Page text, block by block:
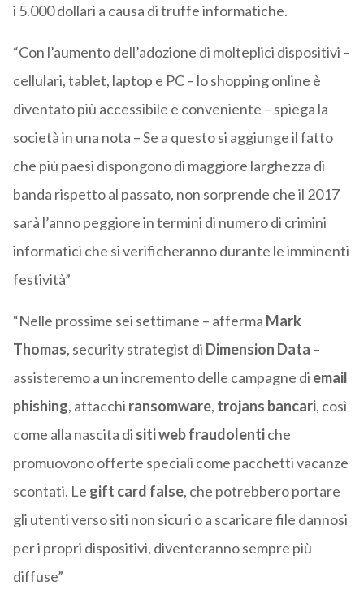
i 5.000 dollari a causa di truffe informatiche.
“Con l’aumento dell’adozione di molteplici dispositivi –
cellulari, tablet, laptop e PC – lo shopping online è
diventato più accessibile e conveniente – spiega la
società in una nota – Se a questo si aggiunge il fatto
che più paesi dispongono di maggiore larghezza di
banda rispetto al passato, non sorprende che il 2017
sarà l’anno peggiore in termini di numero di crimini
informatici che si verificheranno durante le imminenti
festività”
“Nelle prossime sei settimane – afferma Mark
Thomas, security strategist di Dimension Data –
assisteremo a un incremento delle campagne di email
phishing, attacchi ransomware, trojans bancari, così
come alla nascita di siti web fraudolentiche
promuovono offerte speciali come pacchetti vacanze
scontati. Le gift card false, che potrebbero portare
gli utenti verso siti non sicuri o a scaricare file dannosi
per i propri dispositivi, diventeranno sempre più
diffuse”